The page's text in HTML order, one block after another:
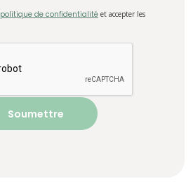
politique de confidentialité et accepter les